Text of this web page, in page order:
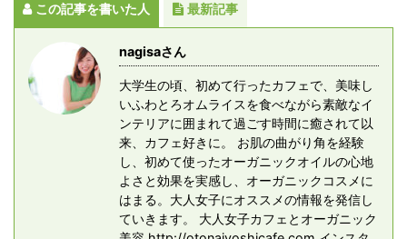
この記事を書いた人 最新記事
nagisaさん
大学生の頃、初めて行ったカフェで、美味し
いふわとろオムライスを食べながら素敵なイ
ンテリアに囲まれて過ごす時間に癒されて以
来、カフェ好きに。 お肌の曲がり角を経験
し、初めて使ったオーガニックオイルの心地
よさと効果を実感し、オーガニックコスメに
はまる。大人女子にオススメの情報を発信し
ていきます。 大人女子カフェとオーガニック